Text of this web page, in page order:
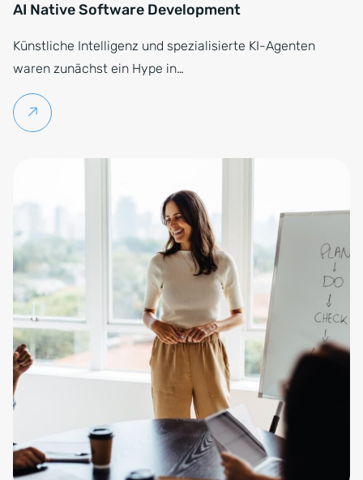
AI Native Software Development
Künstliche Intelligenz und spezialisierte KI-Agenten
waren zunächst ein Hype in…
Weiterlesen